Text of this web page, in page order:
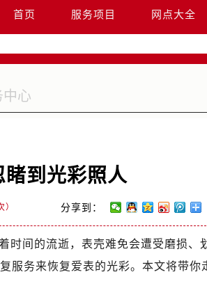
首页 服务项目 网点大全
需提前预约）
室售后服务中心（需提前预约）
到光彩照人
） 分享到：
时间的流逝，表壳难免会遭受磨损、
服务来恢复爱表的光彩。本文将带你